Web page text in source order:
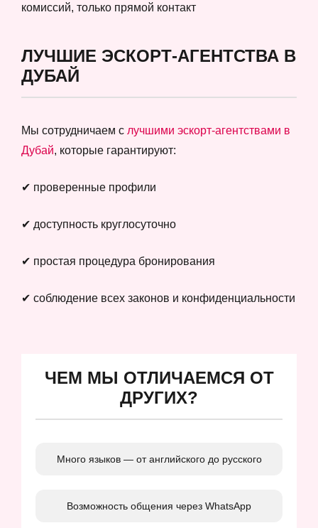
комиссий, только прямой контакт
ЛУЧШИЕ ЭСКОРТ-АГЕНТСТВА В
ДУБАЙ
Мы сотрудничаем с лучшими эскорт-агентствами в
Дубай, которые гарантируют:
✔ проверенные профили
✔ доступность круглосуточно
✔ простая процедура бронирования
✔ соблюдение всех законов и конфиденциальности
ЧЕМ МЫ ОТЛИЧАЕМСЯ ОТ
ДРУГИХ?
Много языков — от английского до русского
Возможность общения через WhatsApp